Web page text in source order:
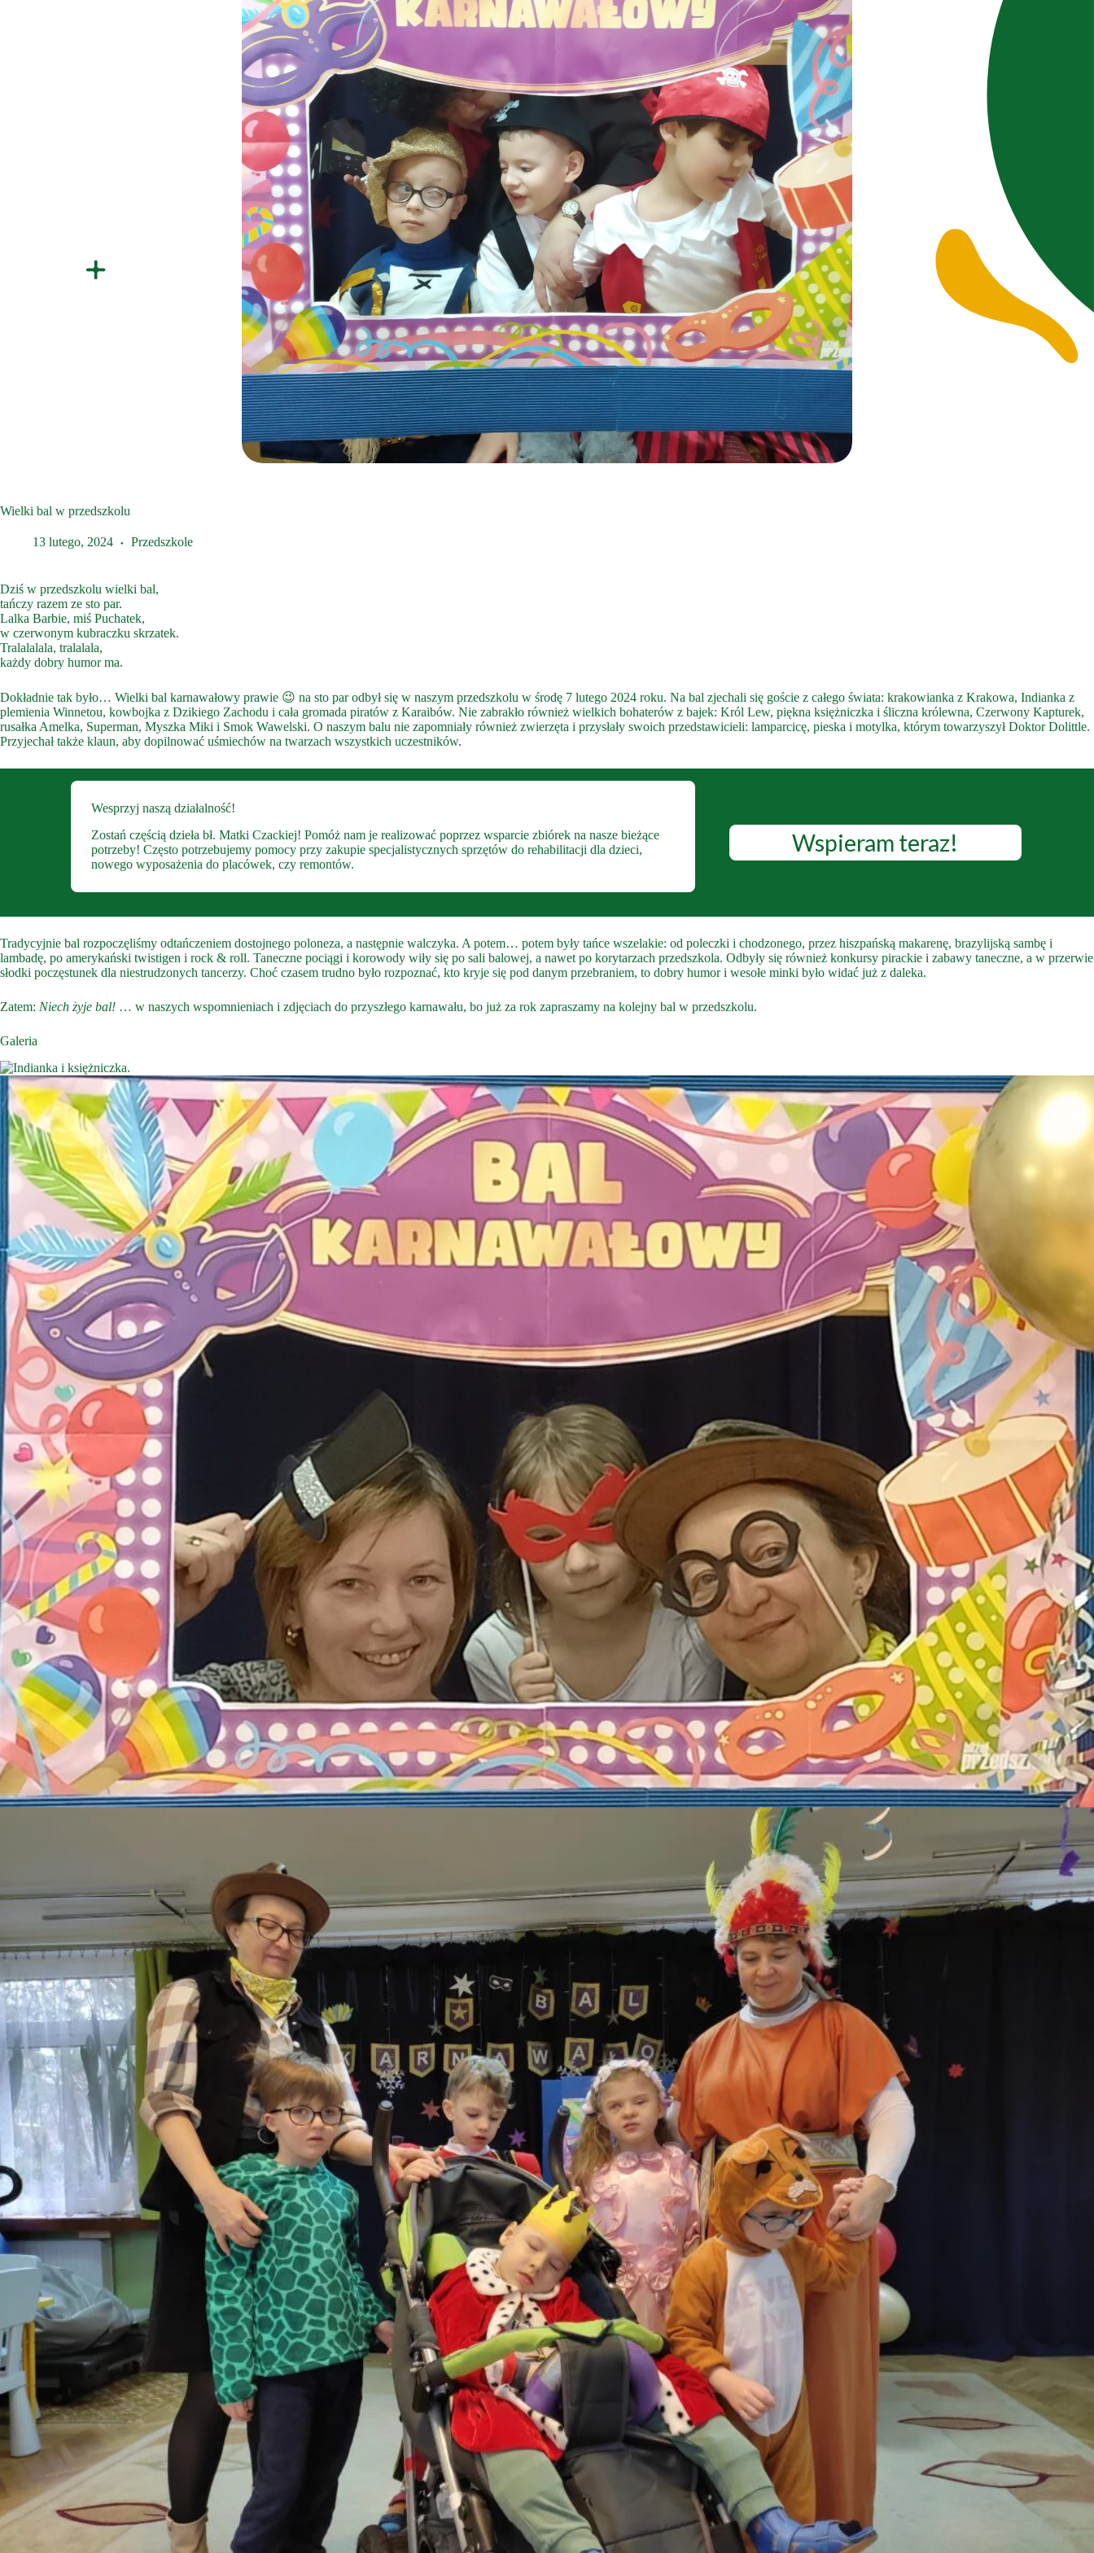
Wielki bal w przedszkolu
13 lutego, 2024 Przedszkole
Dziś w przedszkolu wielki bal,
tańczy razem ze sto par.
Lalka Barbie, miś Puchatek,
w czerwonym kubraczku skrzatek.
Tralalalala, tralalala,
każdy dobry humor ma.
Dokładnie tak było… Wielki bal karnawałowy prawie 😉 na sto par odbył się w naszym przedszkolu w środę 7 lutego 2024 roku. Na bal zjechali się goście z całego świata: krakowianka z Krakowa, Indianka z
plemienia Winnetou, kowbojka z Dzikiego Zachodu i cała gromada piratów z Karaibów. Nie zabrakło również wielkich bohaterów z bajek: Król Lew, piękna księżniczka i śliczna królewna, Czerwony Kapturek,
rusałka Amelka, Superman, Myszka Miki i Smok Wawelski. O naszym balu nie zapomniały również zwierzęta i przysłały swoich przedstawicieli: lamparcicę, pieska i motylka, którym towarzyszył Doktor Dolittle.
Przyjechał także klaun, aby dopilnować uśmiechów na twarzach wszystkich uczestników.
Wesprzyj naszą działalność!
Zostań częścią dzieła bł. Matki Czackiej! Pomóż nam je realizować poprzez wsparcie zbiórek na nasze bieżące
potrzeby! Często potrzebujemy pomocy przy zakupie specjalistycznych sprzętów do rehabilitacji dla dzieci,
nowego wyposażenia do placówek, czy remontów.
Wspieram teraz!
Tradycyjnie bal rozpoczęliśmy odtańczeniem dostojnego poloneza, a następnie walczyka. A potem… potem były tańce wszelakie: od poleczki i chodzonego, przez hiszpańską makarenę, brazylijską sambę i
lambadę, po amerykański twistigen i rock & roll. Taneczne pociągi i korowody wiły się po sali balowej, a nawet po korytarzach przedszkola. Odbyły się również konkursy pirackie i zabawy taneczne, a w przerwie
słodki poczęstunek dla niestrudzonych tancerzy. Choć czasem trudno było rozpoznać, kto kryje się pod danym przebraniem, to dobry humor i wesołe minki było widać już z daleka.
Zatem: Niech żyje bal! … w naszych wspomnieniach i zdjęciach do przyszłego karnawału, bo już za rok zapraszamy na kolejny bal w przedszkolu.
Galeria